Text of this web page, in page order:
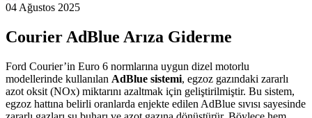
04 Ağustos 2025
Courier AdBlue Arıza Giderme
Ford Courier’in Euro 6 normlarına uygun dizel motorlu
modellerinde kullanılan AdBlue sistemi, egzoz gazındaki zararlı
azot oksit (NOx) miktarını azaltmak için geliştirilmiştir. Bu sistem,
egzoz hattına belirli oranlarda enjekte edilen AdBlue sıvısı sayesinde